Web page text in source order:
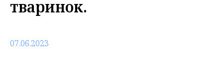
тваринок.
07.06.2023